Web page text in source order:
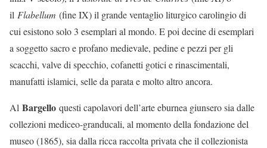
il Flabellum (fine IX) il grande ventaglio liturgico carolingio di
cui esistono solo 3 esemplari al mondo. E poi decine di esemplari
a soggetto sacro e profano medievale, pedine e pezzi per gli
scacchi, valve di specchio, cofanetti gotici e rinascimentali,
manufatti islamici, selle da parata e molto altro ancora.
Al Bargello questi capolavori dell’arte eburnea giunsero sia dalle
collezioni mediceo-granducali, al momento della fondazione del
museo (1865), sia dalla ricca raccolta privata che il collezionista